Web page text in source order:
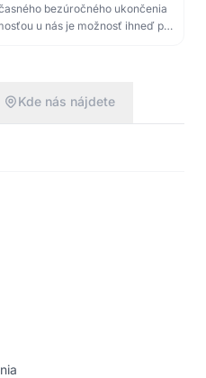
bezúročného ukončenia
u nás je možnosť ihneď po
a férovú cenu. Auto má
majú len informatívny
kúpnej zmluvy v zmysle
pred zaradením do
nezávislým znalcom
Kde nás nájdete